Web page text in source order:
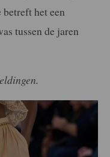
het een
tussen de jaren